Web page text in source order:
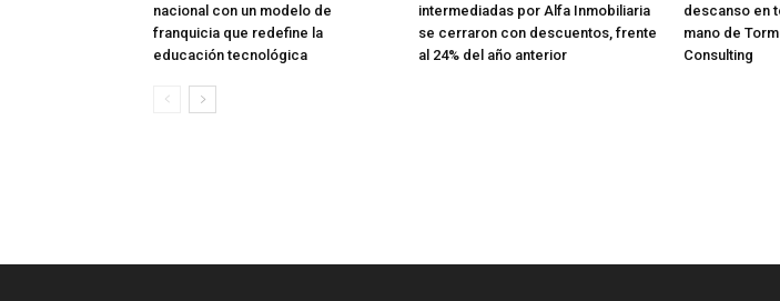
nacional con un modelo de
franquicia que redefine la
educación tecnológica
intermediadas por Alfa Inmobiliaria
se cerraron con descuentos, frente
al 24% del año anterior
descanso en
mano de
Consulting